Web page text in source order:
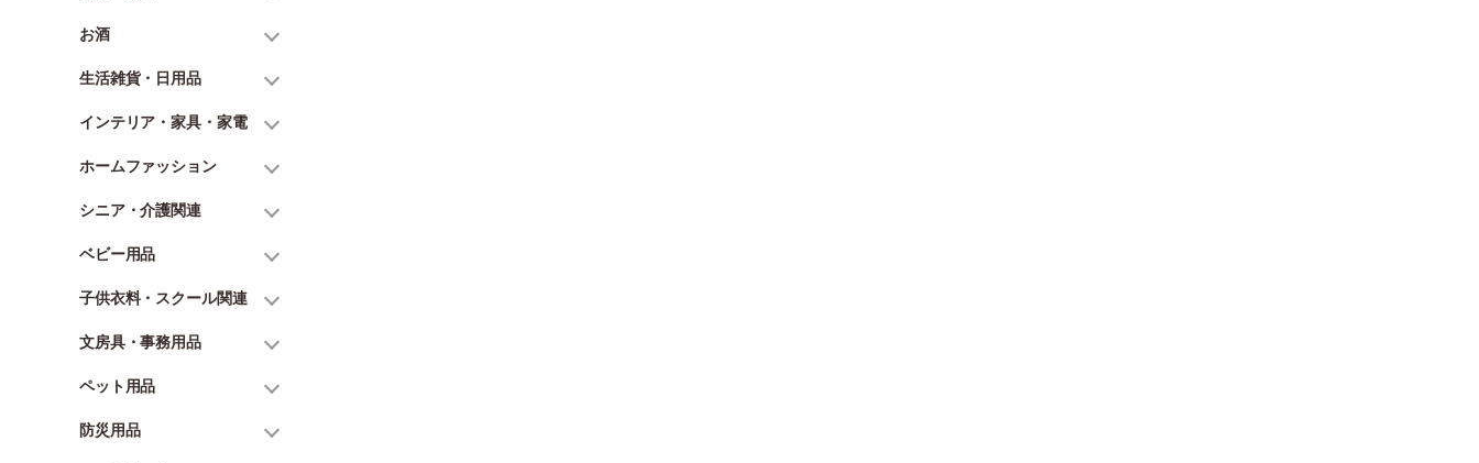
お酒
生活雑貨・日用品
インテリア・家具・家電
ホームファッション
シニア・介護関連
ベビー用品
子供衣料・スクール関連
文房具・事務用品
ペット用品
防災用品